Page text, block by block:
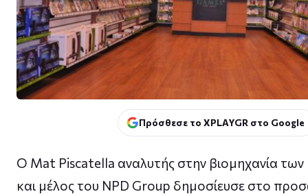
Πρόσθεσε το XPLAYGR στο Google
Ο Mat Piscatella αναλυτής στην βιομηχανία των
και μέλος του NPD Group δημοσίευσε στο